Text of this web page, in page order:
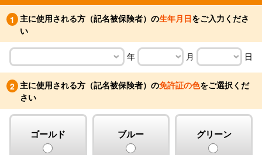
1 主に使用される方（記名被保険者）の生年月日をご入力くださ
い
年 月 日
2 主に使用される方（記名被保険者）の免許証の色をご選択くだ
さい
ゴールド ブルー グリーン